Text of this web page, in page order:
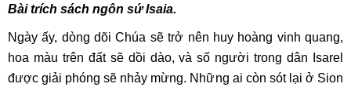
Bài trích sách ngôn sứ Isaia.
Ngày ấy, dòng dõi Chúa sẽ trở nên huy hoàng vinh quang,
hoa màu trên đất sẽ dồi dào, và số người trong dân Isarel
được giải phóng sẽ nhảy mừng. Những ai còn sót lại ở Sion